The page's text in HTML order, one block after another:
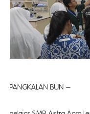
PANGKALAN BUN –